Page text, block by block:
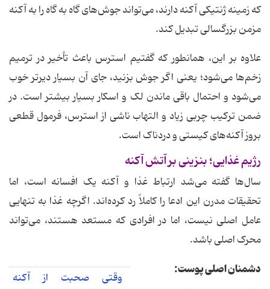
که زمینه ژنتیکی آکنه دارند، می‌تواند جوش‌های گاه به گاه را به آکنه
مزمن بزرگسالی تبدیل کند.
علاوه بر این، همانطور که گفتیم استرس باعث تأخیر در ترمیم
زخم‌ها می‌شود؛ یعنی اگر جوش بزنید، جای آن بسیار دیرتر خوب
می‌شود و احتمال باقی ماندن لک و اسکار بسیار بیشتر است. در
ضمن ترکیب چربی زیاد و التهاب ناشی از استرس، فرمول قطعی
بروز آکنه‌های کیستی و دردناک است.
رژیم غذایی؛ بنزینی بر آتش آکنه
سال‌ها گفته می‌شد ارتباط غذا و آکنه یک افسانه است، اما
تحقیقات مدرن این ادعا را کاملاً رد کرده‌اند. اگرچه غذا به تنهایی
عامل اصلی نیست، اما در افرادی که مستعد هستند، می‌تواند
محرک اصلی باشد.
وقتی صحبت از آکنه
دشمنان اصلی پوست: